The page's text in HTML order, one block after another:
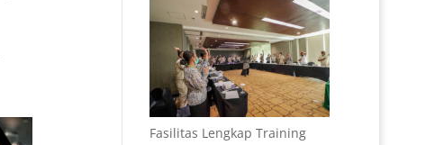
Fasilitas Lengkap Training